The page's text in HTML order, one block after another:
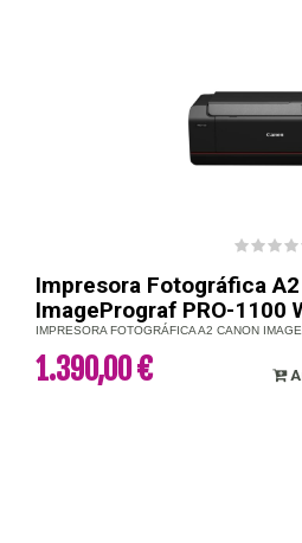
Impresora Fotográfica
ImagePrograf PRO-1100
IMPRESORA FOTOGRÁFICA A2 CANON
1.390,00 €